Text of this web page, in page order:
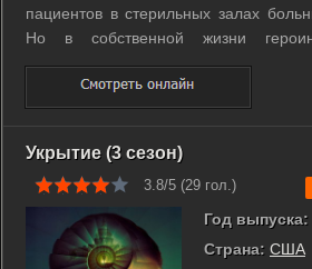
пациентов в стерильных залах
Но в собственной жизни
управление и контроль. Её
отношения с женатым
находится на пороге эмоционального
Укрытие (3 сезон)
3.8/5 (29 гол.)
Год выпуска:
Страна: США